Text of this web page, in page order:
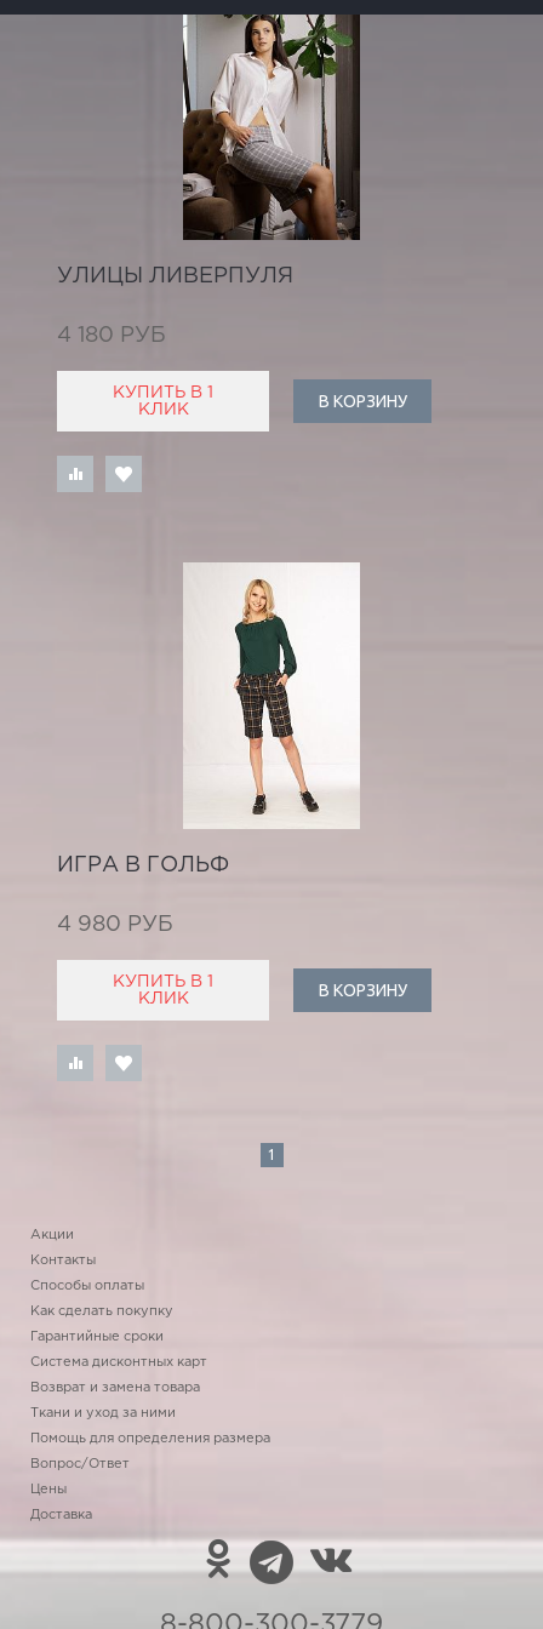
УЛИЦЫ ЛИВЕРПУЛЯ
4 180 РУБ
КУПИТЬ В 1
КЛИК
В КОРЗИНУ
ИГРА В ГОЛЬФ
4 980 РУБ
КУПИТЬ В 1
КЛИК
В КОРЗИНУ
1
Акции
Контакты
Способы оплаты
Как сделать покупку
Гарантийные сроки
Система дисконтных карт
Возврат и замена товара
Ткани и уход за ними
Помощь для определения размера
Вопрос/Ответ
Цены
Доставка